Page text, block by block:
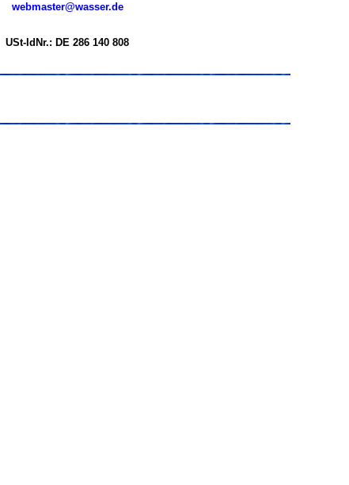
webmaster@wasser.de
USt-IdNr.: DE 286 140 808